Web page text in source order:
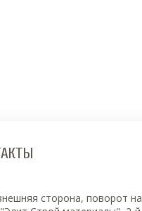
сторона, поворот на